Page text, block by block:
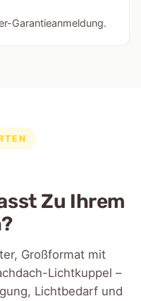
Garantieanmeldung.
Zu Ihrem
Großformat mit
Lichtkuppel –
Lichtbedarf und